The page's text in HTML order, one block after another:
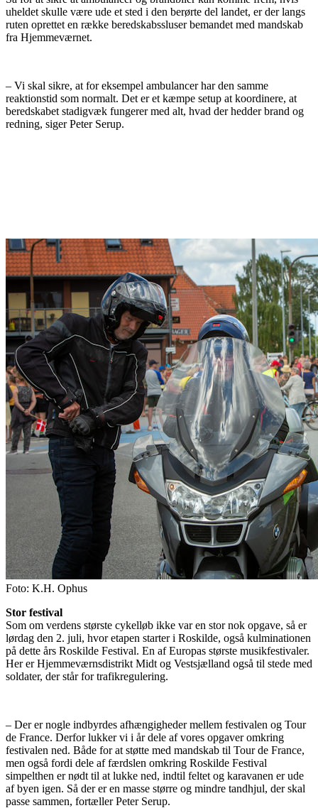
uheldet skulle være ude et sted i den berørte del landet, er der langs
ruten oprettet en række beredskabssluser bemandet med mandskab
fra Hjemmeværnet.
– Vi skal sikre, at for eksempel ambulancer har den samme
reaktionstid som normalt. Det er et kæmpe setup at koordinere, at
beredskabet stadigvæk fungerer med alt, hvad der hedder brand og
redning, siger Peter Serup.
Foto: K.H. Ophus
Stor festival
Som om verdens største cykelløb ikke var en stor nok opgave, så er
lørdag den 2. juli, hvor etapen starter i Roskilde, også kulminationen
på dette års Roskilde Festival. En af Europas største musikfestivaler.
Her er Hjemmeværnsdistrikt Midt og Vestsjælland også til stede med
soldater, der står for trafikregulering.
– Der er nogle indbyrdes afhængigheder mellem festivalen og Tour
de France. Derfor lukker vi i år dele af vores opgaver omkring
festivalen ned. Både for at støtte med mandskab til Tour de France,
men også fordi dele af færdslen omkring Roskilde Festival
simpelthen er nødt til at lukke ned, indtil feltet og karavanen er ude
af byen igen. Så der er en masse større og mindre tandhjul, der skal
passe sammen, fortæller Peter Serup.